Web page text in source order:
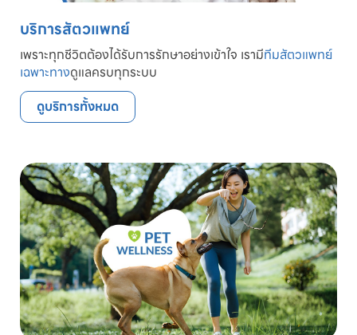
บริการสัตวแพทย์
เพราะทุกชีวิตต้องได้รับการรักษาอย่างเข้าใจ เรามีทีมสัตวแพทย์
เฉพาะทางดูแลครบทุกระบบ
ดูบริการทั้งหมด